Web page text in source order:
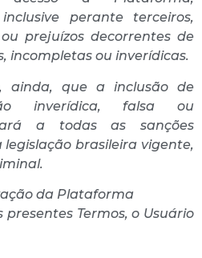
inclusive perante terceiros,
prejuízos decorrentes de
incompletas ou inverídicas.
ainda, que a inclusão de
inverídica, falsa ou
a todas as sanções
brasileira vigente,
da Plataforma
Termos, o Usuário